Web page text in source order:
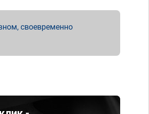
своевременно